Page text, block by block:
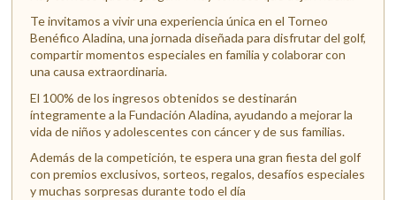
Te invitamos a vivir una experiencia única en el Torneo
Benéfico Aladina, una jornada diseñada para disfrutar del golf,
compartir momentos especiales en familia y colaborar con
una causa extraordinaria.
El 100% de los ingresos obtenidos se destinarán
íntegramente a la Fundación Aladina, ayudando a mejorar la
vida de niños y adolescentes con cáncer y de sus familias.
Además de la competición, te espera una gran fiesta del golf
con premios exclusivos, sorteos, regalos, desafíos especiales
y muchas sorpresas durante todo el día